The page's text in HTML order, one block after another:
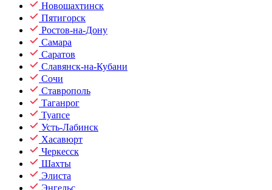
Новошахтинск
Пятигорск
Ростов-на-Дону
Самара
Саратов
Славянск-на-Кубани
Сочи
Ставрополь
Таганрог
Туапсе
Усть-Лабинск
Хасавюрт
Черкесск
Шахты
Элиста
Энгельс